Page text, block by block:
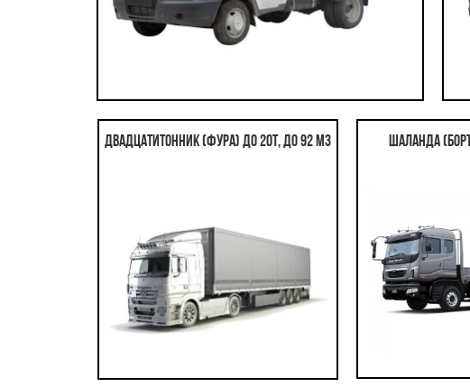
Двадцатитонник (фура) до 20т, до 92 м3 Шаланда